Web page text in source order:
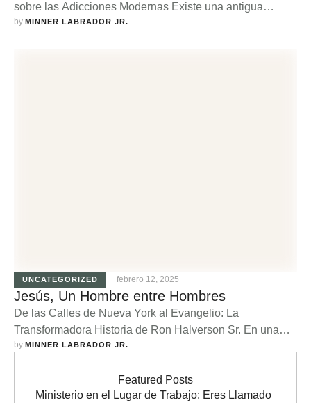
sobre las Adicciones Modernas Existe una antigua
historia que nos enseña una valiosa lección sobre las
by MINNER LABRADOR JR.
UNCATEGORIZED febrero 12, 2025
Jesús, Un Hombre entre Hombres
De las Calles de Nueva York al Evangelio: La
Transformadora Historia de Ron Halverson Sr. En una
reveladora entrevista para el programa "Old Man New
comparte su extraordinario viaje desde las peligrosas
calles de Brooklyn hasta convertirse en un líder espiritual
by MINNER LABRADOR JR.
Featured Posts
Ministerio en el Lugar de Trabajo: Eres Llamado